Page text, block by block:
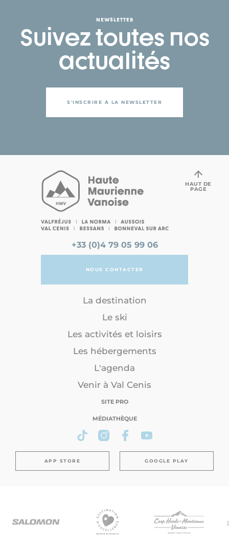
NEWSLETTER
Suivez toutes nos
actualités
S'INSCRIRE À LA NEWSLETTER
+33 (0)4 79 05 99 06
NOUS CONTACTER
La destination
Le ski
Les activités et loisirs
Les hébergements
L'agenda
Venir à Val Cenis
SITE PRO
MÉDIATHÈQUE
APP STORE GOOGLE PLAY
HAUT DE
PAGE